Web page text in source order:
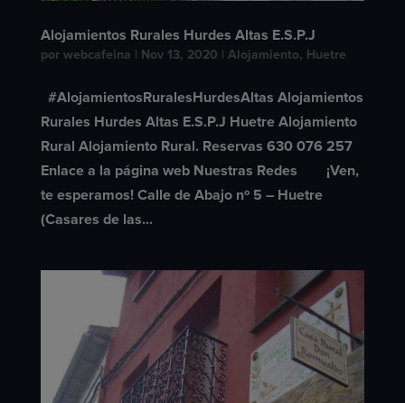
Alojamientos Rurales Hurdes Altas E.S.P.J
por webcafeina | Nov 13, 2020 | Alojamiento, Huetre
#AlojamientosRuralesHurdesAltas Alojamientos
Rurales Hurdes Altas E.S.P.J Huetre Alojamiento
Rural Alojamiento Rural. Reservas 630 076 257
Enlace a la página web Nuestras Redes ¡Ven,
te esperamos! Calle de Abajo nº 5 – Huetre
(Casares de las...